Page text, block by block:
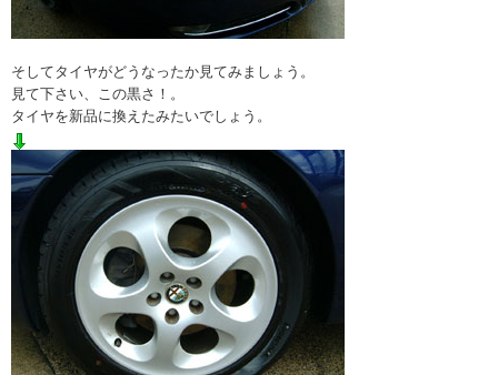
そしてタイヤがどうなったか見てみましょう。
見て下さい、この黒さ！。
タイヤを新品に換えたみたいでしょう。